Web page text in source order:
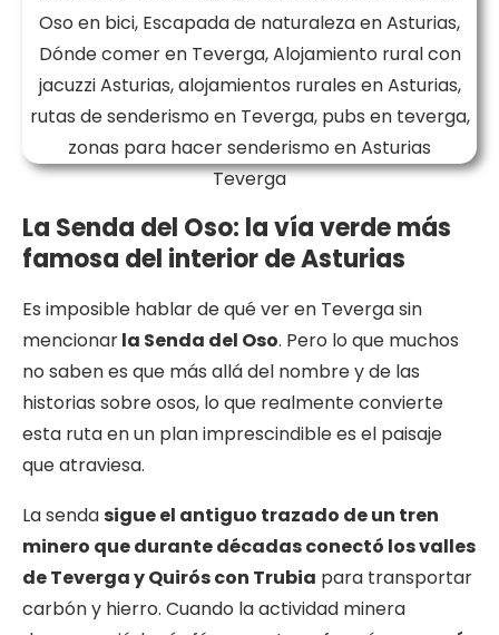
Teverga
La Senda del Oso: la vía verde más
famosa del interior de Asturias
Es imposible hablar de qué ver en Teverga sin
mencionarla Senda del Oso. Pero lo que muchos
no saben es que más allá del nombre y de las
historias sobre osos, lo que realmente convierte
esta ruta en un plan imprescindible es el paisaje
que atraviesa.
La sendasigue el antiguo trazado de un tren
minero que durante décadas conectó los valles
de Teverga y Quirós con Trubia para transportar
carbón y hierro. Cuando la actividad minera